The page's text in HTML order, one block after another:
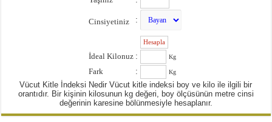
Cinsiyetiniz :
İdeal Kilonuz : Kg
Fark : Kg
Vücut Kitle İndeksi Nedir Vücut kitle indeksi boy ve kilo ile ilgili bir
orantıdır. Bir kişinin kilosunun kg değeri, boy ölçüsünün metre cinsi
değerinin karesine bölünmesiyle hesaplanır.